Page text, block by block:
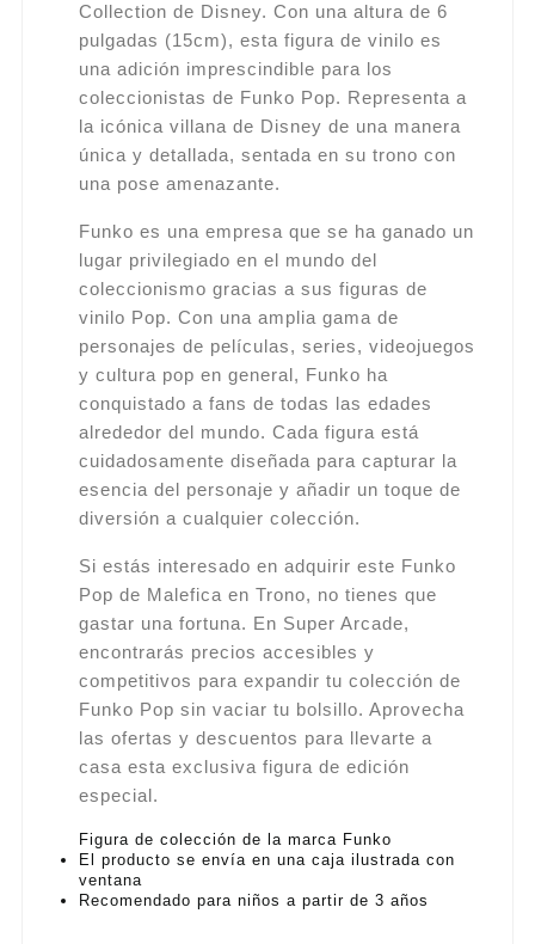
Collection de Disney. Con una altura de 6
pulgadas (15cm), esta figura de vinilo es
una adición imprescindible para los
coleccionistas de Funko Pop. Representa a
la icónica villana de Disney de una manera
única y detallada, sentada en su trono con
una pose amenazante.
Funko es una empresa que se ha ganado un
lugar privilegiado en el mundo del
coleccionismo gracias a sus figuras de
vinilo Pop. Con una amplia gama de
personajes de películas, series, videojuegos
y cultura pop en general, Funko ha
conquistado a fans de todas las edades
alrededor del mundo. Cada figura está
cuidadosamente diseñada para capturar la
esencia del personaje y añadir un toque de
diversión a cualquier colección.
Si estás interesado en adquirir este Funko
Pop de Malefica en Trono, no tienes que
gastar una fortuna. En Super Arcade,
encontrarás precios accesibles y
competitivos para expandir tu colección de
Funko Pop sin vaciar tu bolsillo. Aprovecha
las ofertas y descuentos para llevarte a
casa esta exclusiva figura de edición
especial.
Figura de colección de la marca Funko
El producto se envía en una caja ilustrada con
ventana
Recomendado para niños a partir de 3 años